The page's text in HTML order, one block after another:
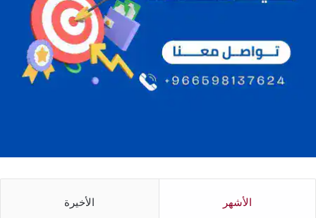
الأشهر الأخيرة